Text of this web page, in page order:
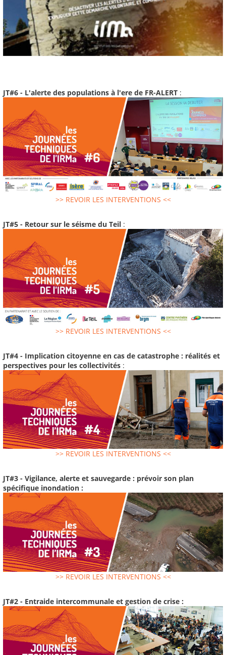
JT#6 - L'alerte des populations à l'ere de FR-ALERT :
>> REVOIR LES INTERVENTIONS <<
JT#5 - Retour sur le séisme du Teil :
>> REVOIR LES INTERVENTIONS <<
JT#4 - Implication citoyenne en cas de catastrophe : réalités et
perspectives pour les collectivités :
>> REVOIR LES INTERVENTIONS <<
JT#3 - Vigilance, alerte et sauvegarde : prévoir son plan
spécifique inondation :
>> REVOIR LES INTERVENTIONS <<
JT#2 - Entraide intercommunale et gestion de crise :